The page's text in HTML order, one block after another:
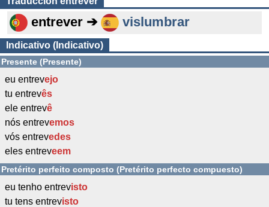
entrever ➔ vislumbrar
Indicativo (Indicativo)
Presente (Presente)
eu entrevejo
tu entrevês
ele entrevê
nós entrevemos
vós entrevedes
eles entreveem
Pretérito perfeito composto (Pretérito perfecto compuesto)
eu tenho entrevisto
tu tens entrevisto